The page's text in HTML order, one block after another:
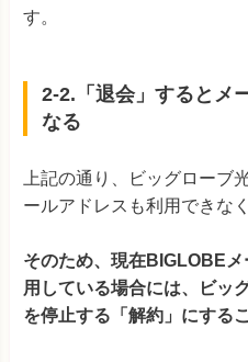
す。
2-2.「退会」するとメ
なる
上記の通り、ビッグローブ
ールアドレスも利用できな
そのため、現在BIGLOBE
用している場合には、ビッ
を停止する「解約」にする